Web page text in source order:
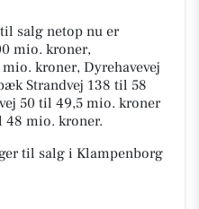
salg netop nu er
mio. kroner,
kroner, Dyrehavevej
Strandvej 138 til 58
50 til 49,5 mio. kroner
48 mio. kroner.
til salg i Klampenborg